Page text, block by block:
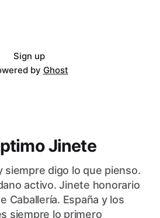
Sign up
by Ghost
Jinete
siempre digo lo que pienso.
activo. Jinete honorario
Caballería. España y los
siempre lo primero